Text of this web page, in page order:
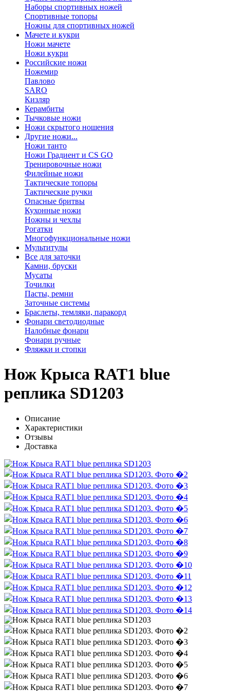
Наборы спортивных ножей
Спортивные топоры
Ножны для спортивных ножей
Мачете и кукри
Ножи мачете
Ножи кукри
Российские ножи
Ножемир
Павлово
SARO
Кизляр
Керамбиты
Тычковые ножи
Ножи скрытого ношения
Другие ножи...
Ножи танто
Ножи Градиент и CS GO
Тренировочные ножи
Филейные ножи
Тактические топоры
Тактические ручки
Опасные бритвы
Кухонные ножи
Ножны и чехлы
Рогатки
Многофункциональные ножи
Мультитулы
Все для заточки
Камни, бруски
Мусаты
Точилки
Пасты, ремни
Заточные системы
Браслеты, темляки, паракорд
Фонари светодиодные
Налобные фонари
Фонари ручные
Фляжки и стопки
Нож Крыса RAT1 blue
реплика SD1203
Описание
Характеристики
Отзывы
Доставка